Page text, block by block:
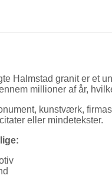
Halmstad granit er et
millioner af år,
kunstværk,
eller mindetekster.